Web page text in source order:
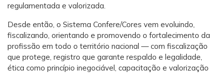
regulamentada e valorizada.
Desde então, o Sistema Confere/Cores vem evoluindo,
fiscalizando, orientando e promovendo o fortalecimento da
profissão em todo o território nacional — com fiscalização
que protege, registro que garante respaldo e legalidade,
ética como princípio inegociável, capacitação e valorização